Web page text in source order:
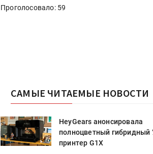
Проголосовало: 59
САМЫЕ ЧИТАЕМЫЕ НОВОСТИ
HeyGears анонсировала
полноцветный гибридный
принтер G1X